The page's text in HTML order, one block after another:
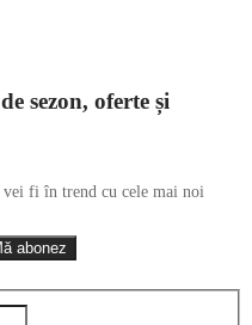
sezon, oferte și
vei fi în trend cu cele mai noi